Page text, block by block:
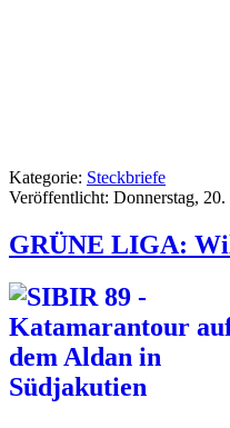
Kategorie: Steckbriefe
Veröffentlicht: Donnerstag,
GRÜNE LIGA: